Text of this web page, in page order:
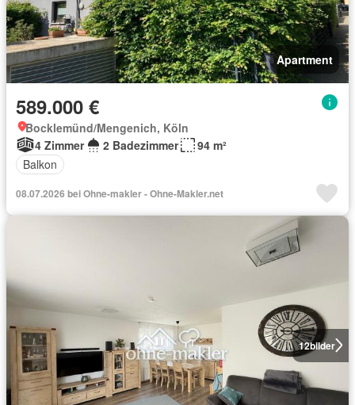
Apartment
589.000 €
Bocklemünd/Mengenich, Köln
4 Zimmer
2 Badezimmer
94 m²
Balkon
08.07.2026 bei Ohne-makler - Ohne-Makler.net
12bilder